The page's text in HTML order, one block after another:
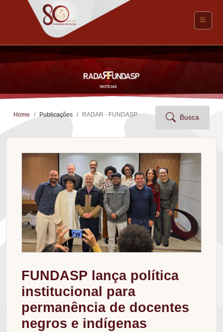
Home Publicações RADAR - FUNDASP Busca
FUNDASP lança política
institucional para
permanência de docentes
negros e indígenas